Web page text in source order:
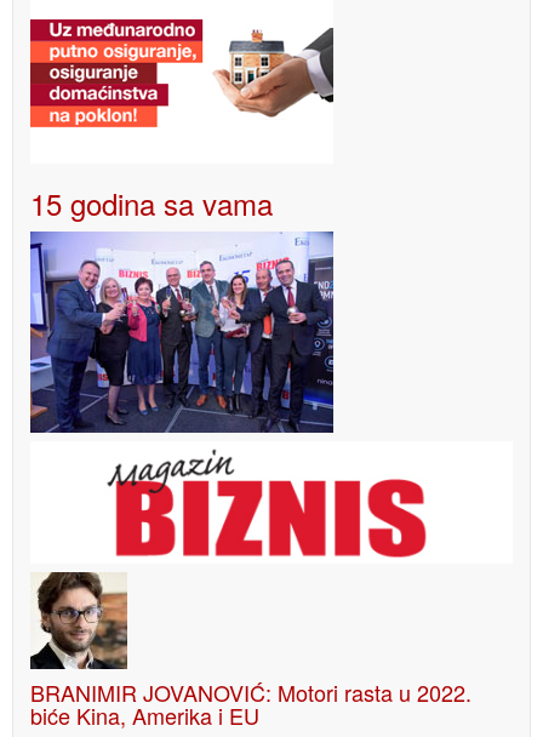
15 godina sa vama
BRANIMIR JOVANOVIĆ: Motori rasta u 2022.
biće Kina, Amerika i EU